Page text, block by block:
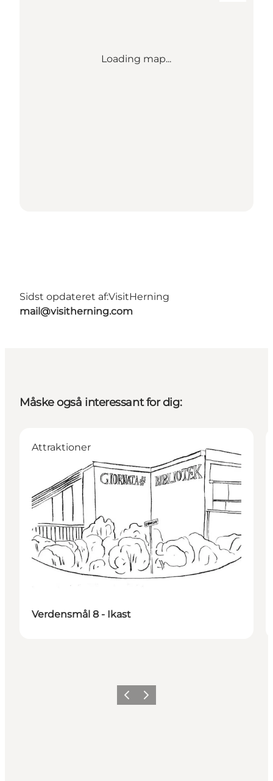
Loading map...
Sidst opdateret af:VisitHerning
mail@visitherning.com
Måske også interessant for dig:
Attraktioner
Verdensmål 8 - Ikast
Forrige billede
Næste billede